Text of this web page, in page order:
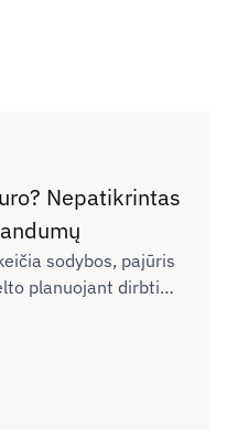
Nepatikrintas
sodybos, pajūris
planuojant dirbti
ryšio kokybės ne